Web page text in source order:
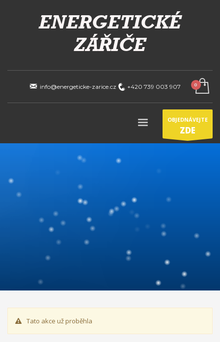
info@energeticke-zarice.cz +420 739 003 907
OBJEDNÁVEJTE
ZDE
Tato akce už proběhla